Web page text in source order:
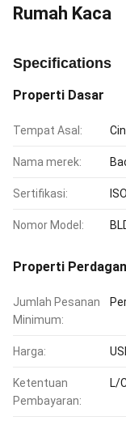
Rumah Kaca
Specifications
Properti Dasar
Tempat Asal:
Nama merek:
Sertifikasi:
Nomor Model:
Properti
Jumlah Pesanan
Minimum:
Harga:
Ketentuan
Pembayaran:
L/